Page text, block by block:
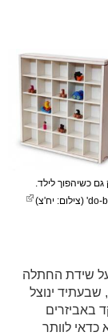
כשיהפוך לילד.
שידת החתלה
ינוצל
באביזרים
כדאי לוותר